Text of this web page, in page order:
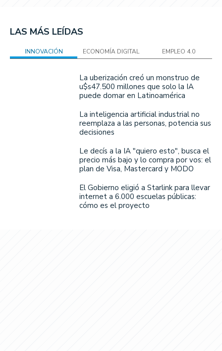
LAS MÁS LEÍDAS
INNOVACIÓN ECONOMÍA DIGITAL EMPLEO 4.0
La uberización creó un monstruo de
u$s47.500 millones que solo la IA
puede domar en Latinoamérica
La inteligencia artificial industrial no
reemplaza a las personas, potencia sus
decisiones
Le decís a la IA "quiero esto", busca el
precio más bajo y lo compra por vos: el
plan de Visa, Mastercard y MODO
El Gobierno eligió a Starlink para llevar
internet a 6.000 escuelas públicas:
cómo es el proyecto